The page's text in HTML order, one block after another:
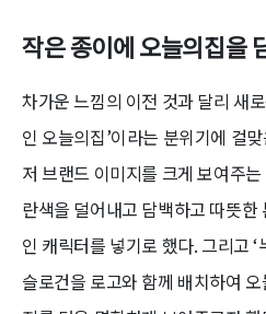
작은 종이에 오늘의집을
차가운 느낌의 이전 것과 달리 새
인 오늘의집’이라는 분위기에 걸
저 브랜드 이미지를 크게 보여주
란색을 덜어내고 담백하고 따뜻
인 캐릭터를 넣기로 했다. 그리고
슬로건을 로고와 함께 배치하여